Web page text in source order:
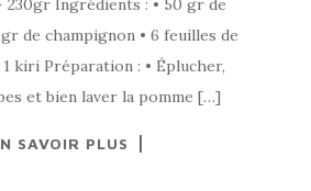
Ingrédients : • 50 gr de
de champignon • 6 feuilles de
kiri Préparation : • Éplucher,
et bien laver la pomme […]
SAVOIR PLUS